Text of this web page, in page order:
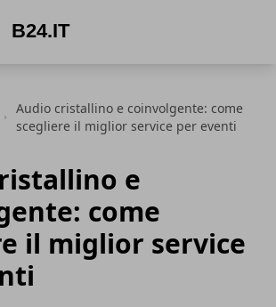
Audio cristallino e coinvolgente: come
scegliere il miglior service per eventi
e
come
il miglior service